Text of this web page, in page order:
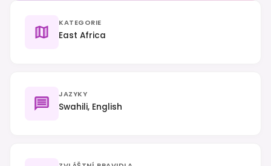
KATEGORIE
East Africa
JAZYKY
Swahili, English